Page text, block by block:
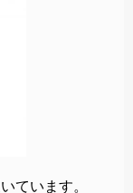
ています。